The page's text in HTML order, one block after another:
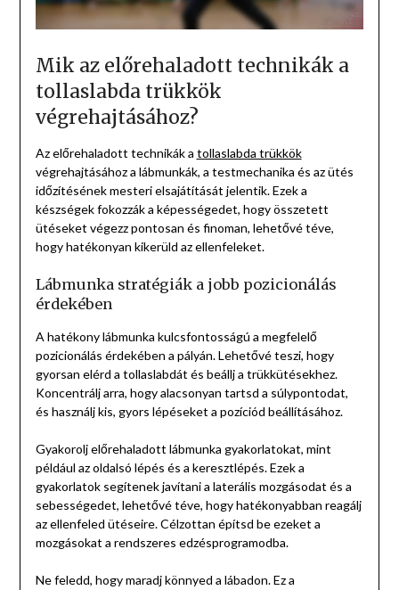
Mik az előrehaladott technikák a
tollaslabda trükkök
végrehajtásához?
Az előrehaladott technikák a tollaslabda trükkök
végrehajtásához a lábmunkák, a testmechanika és az ütés
időzítésének mesteri elsajátítását jelentik. Ezek a
készségek fokozzák a képességedet, hogy összetett
ütéseket végezz pontosan és finoman, lehetővé téve,
hogy hatékonyan kikerüld az ellenfeleket.
Lábmunka stratégiák a jobb pozicionálás
érdekében
A hatékony lábmunka kulcsfontosságú a megfelelő
pozicionálás érdekében a pályán. Lehetővé teszi, hogy
gyorsan elérd a tollaslabdát és beállj a trükkütésekhez.
Koncentrálj arra, hogy alacsonyan tartsd a súlypontodat,
és használj kis, gyors lépéseket a pozíciód beállításához.
Gyakorolj előrehaladott lábmunka gyakorlatokat, mint
például az oldalsó lépés és a keresztlépés. Ezek a
gyakorlatok segítenek javítani a laterális mozgásodat és a
sebességedet, lehetővé téve, hogy hatékonyabban reagálj
az ellenfeled ütéseire. Célzottan építsd be ezeket a
mozgásokat a rendszeres edzésprogramodba.
Ne feledd, hogy maradj könnyed a lábadon. Ez a